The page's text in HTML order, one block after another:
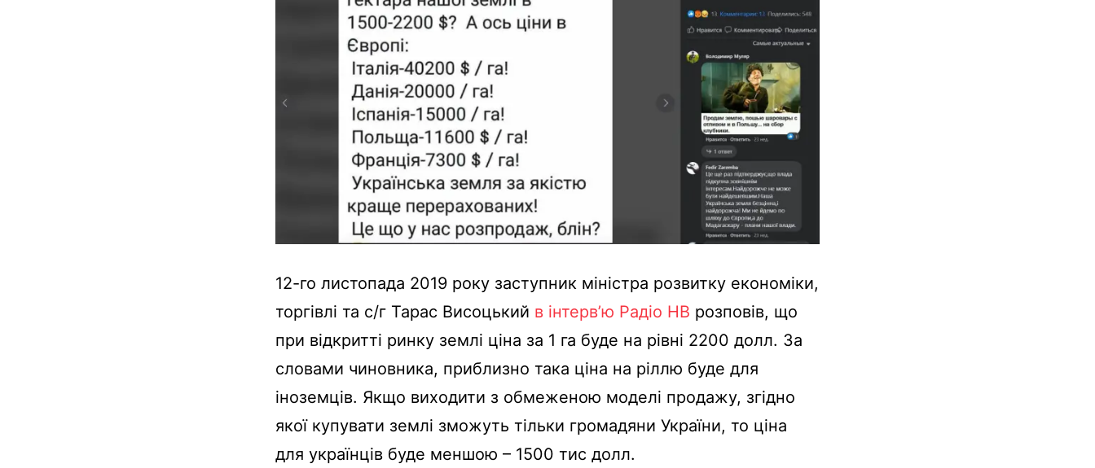
12-го листопада 2019 року заступник міністра розвитку економіки,
торгівлі та с/г Тарас Висоцький в інтерв’ю Радіо НВ розповів, що
при відкритті ринку землі ціна за 1 га буде на рівні 2200 долл. За
словами чиновника, приблизно така ціна на ріллю буде для
іноземців. Якщо виходити з обмеженою моделі продажу, згідно
якої купувати землі зможуть тільки громадяни України, то ціна
для українців буде меншою – 1500 тис долл.